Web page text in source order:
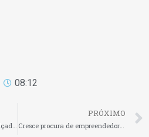
08:12
Artesão inova ao produzir calçados de lona personalizados
PRÓXIMO
Cresce procura de empreendedores por cursos a distância